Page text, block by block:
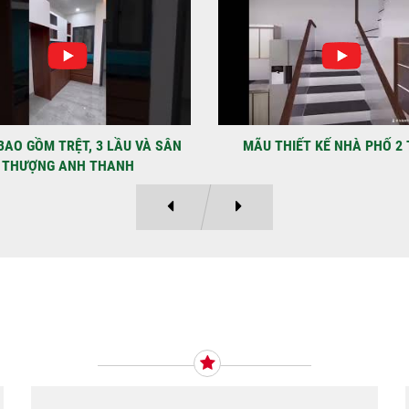
LẠC
Địa
Kỳ
KẾ NHÀ PHỐ 2 TẦNG MẪU NHÀ PHỐ 4×12 1 TRỆT